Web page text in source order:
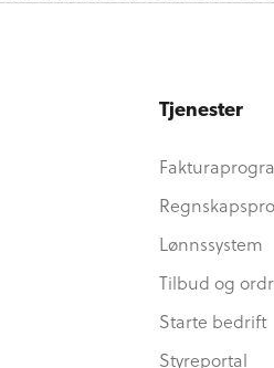
Tjenester
Lønnssystem
Tilbud og
Starte bedrift
Styreportal